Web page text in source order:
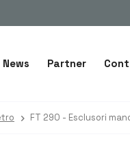
News Partner